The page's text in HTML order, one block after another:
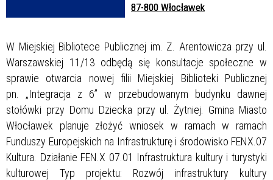
87-800 Włocławek
W Miejskiej Bibliotece Publicznej im. Z. Arentowicza przy ul.
Warszawskiej 11/13 odbędą się konsultacje społeczne w
sprawie otwarcia nowej filii Miejskiej Biblioteki Publicznej
pn. „Integracja z 6” w przebudowanym budynku dawnej
stołówki przy Domu Dziecka przy ul. Żytniej. Gmina Miasto
Włocławek planuje złożyć wniosek w ramach w ramach
Funduszy Europejskich na Infrastrukturę i środowisko FENX.07
Kultura. Działanie FEN.X 07.01 Infrastruktura kultury i turystyki
kulturowej Typ projektu: Rozwój infrastruktury kultury